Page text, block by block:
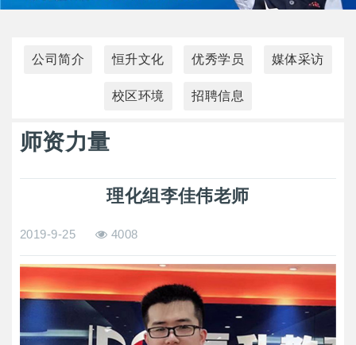
公司简介 恒升文化 优秀学员 媒体采访
校区环境 招聘信息
师资力量
理化组李佳伟老师
2019-9-25 4008